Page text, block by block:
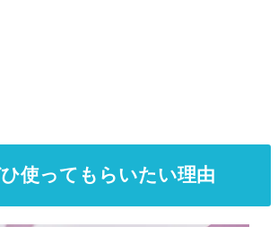
使ってもらいたい理由